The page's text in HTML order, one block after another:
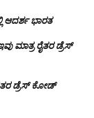
ಆದರ್ಶ ಭಾರತ
ಮಾತ್ರ ರೈತರ ಡ್ರೆಸ್‌
ಡ್ರೆಸ್‌ ಕೋಡ್